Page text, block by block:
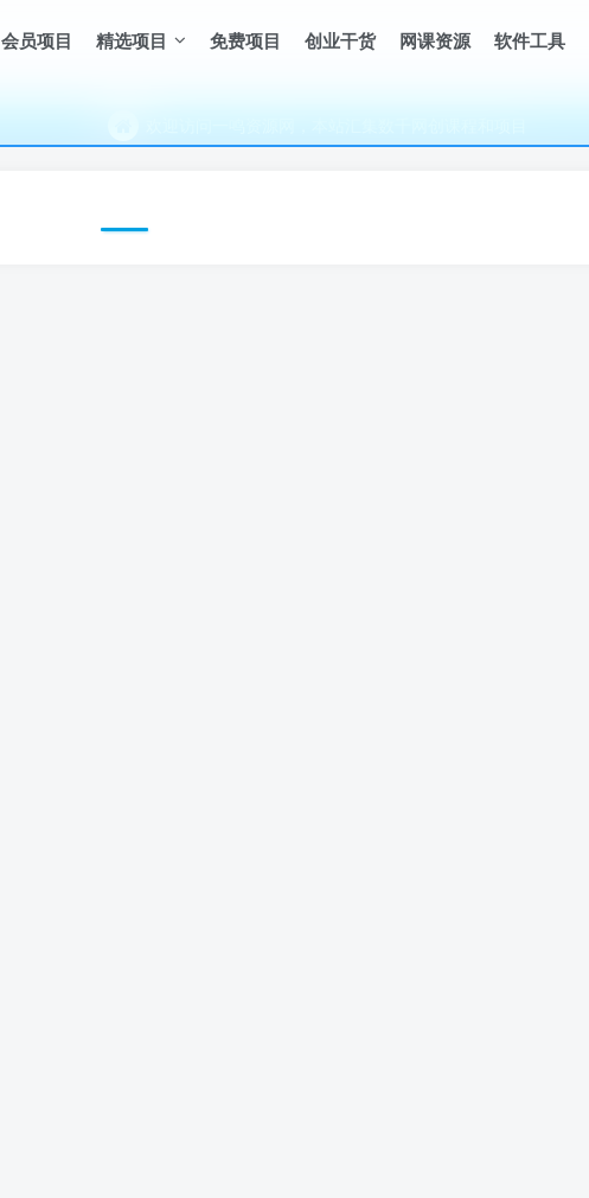
会员项目 精选项目 免费项目 创业干货 网课资源 软件工具
欢迎访问一鸣资源网，本站汇集数千网创课程和项目